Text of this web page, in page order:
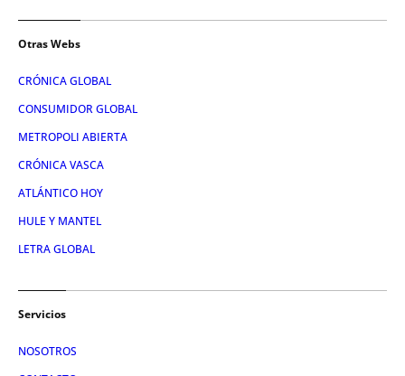
Otras Webs
CRÓNICA GLOBAL
CONSUMIDOR GLOBAL
METROPOLI ABIERTA
CRÓNICA VASCA
ATLÁNTICO HOY
HULE Y MANTEL
LETRA GLOBAL
Servicios
NOSOTROS